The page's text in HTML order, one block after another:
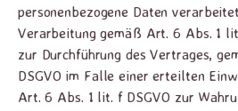
personenbezogene Daten
Verarbeitung gemäß Art. 6 Abs. 1
zur Durchführung des Vertrages,
DSGVO im Falle einer erteilten
Art. 6 Abs. 1 lit. f DSGVO zur